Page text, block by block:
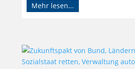
Mehr lesen...